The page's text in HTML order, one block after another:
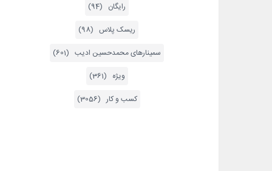
رایگان (94)
ریسک پلاس (98)
سمینارهای محمدحسین ادیب (601)
ویژه (361)
کسب و کار (3056)